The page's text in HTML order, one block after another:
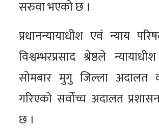
सरुवा भएको छ ।
प्रधानन्यायाधीश एवं न्याय
विश्वम्भरप्रसाद श्रेष्ठले
सोमबार मुगु जिल्ला अदालत
गरिएको सर्वोच्च अदालत
छ ।